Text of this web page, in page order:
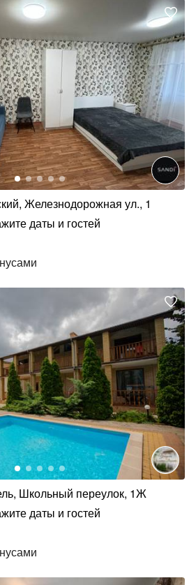
Железнодорожная ул., 1
даты и гостей
Школьный переулок, 1Ж
даты и гостей